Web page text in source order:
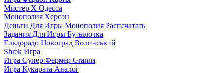
Мистер Х Одесса
Монополия Херсон
Деньги Для Игры Монополия Распечатать
Задания Для Игры Бутылочка
Ельдорадо Новоград Волинський
Shrek Игра
Игра Супер Фермер Granna
Игра Кукарача Аналог